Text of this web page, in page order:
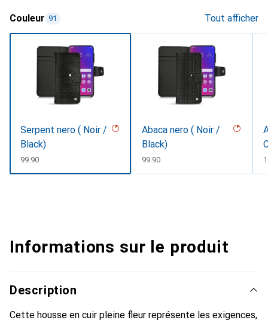
Couleur 91 Tout afficher
Serpent nero ( Noir /
Black)
CHF
99.90
Abaca nero ( Noir /
Black)
CHF
99.90
Informations sur le produit
Description
Cette housse en cuir pleine fleur représente les exigences,